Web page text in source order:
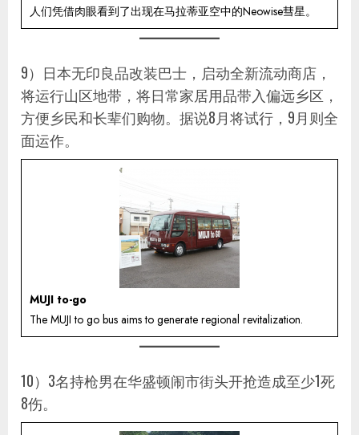
人们凭借肉眼看到了出现在马拉蒂亚空中的Neowise彗星。
9）日本无印良品改装巴士，启动全新流动商店，
将运行山区地带，将日常家居用品带入偏远乡区，
方便乡民和长辈们购物。据说8月将试行，9月则全
面运作。
MUJI to-go
The MUJI to go bus aims to generate regional revitalization.
10）3名持枪男在华盛顿闹市街头开抢造成至少1死
8伤。